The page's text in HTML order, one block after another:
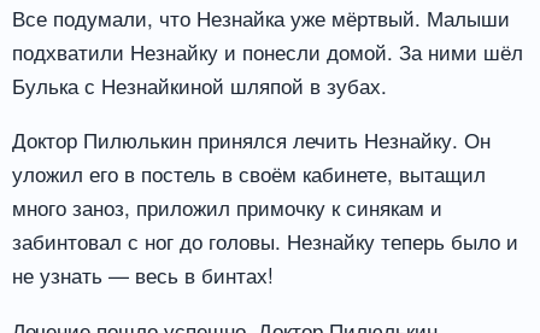
Все подумали, что Незнайка уже мёртвый. Малыши
подхватили Незнайку и понесли домой. За ними шёл
Булька с Незнайкиной шляпой в зубах.
Доктор Пилюлькин принялся лечить Незнайку. Он
уложил его в постель в своём кабинете, вытащил
много заноз, приложил примочку к синякам и
забинтовал с ног до головы. Незнайку теперь было и
не узнать — весь в бинтах!